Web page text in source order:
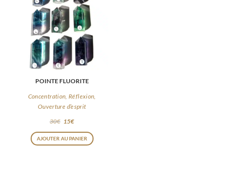
POINTE FLUORITE
Concentration, Réflexion,
Ouverture d’esprit
30€ 15€
AJOUTER AU PANIER
Ce